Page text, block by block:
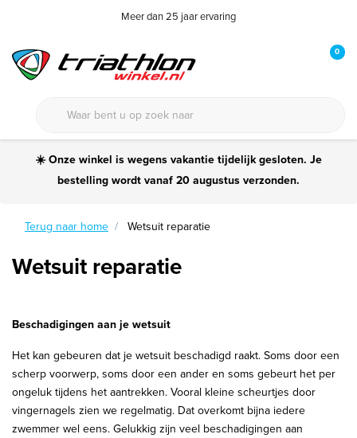
Meer dan 25 jaar ervaring
0
☀️ Onze winkel is wegens vakantie tijdelijk gesloten. Je
bestelling wordt vanaf 20 augustus verzonden.
Terug naar home Wetsuit reparatie
Wetsuit reparatie
Beschadigingen aan je wetsuit
Het kan gebeuren dat je wetsuit beschadigd raakt. Soms door een
scherp voorwerp, soms door een ander en soms gebeurt het per
ongeluk tijdens het aantrekken. Vooral kleine scheurtjes door
vingernagels zien we regelmatig. Dat overkomt bijna iedere
zwemmer wel eens. Gelukkig zijn veel beschadigingen aan